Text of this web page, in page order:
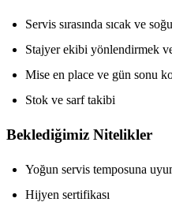
Servis sırasında sıcak ve
Stajyer ekibi yönlendirmek
Mise en place ve gün sonu
Stok ve sarf takibi
Beklediğimiz Nitelikler
Yoğun servis temposuna
Hijyen sertifikası